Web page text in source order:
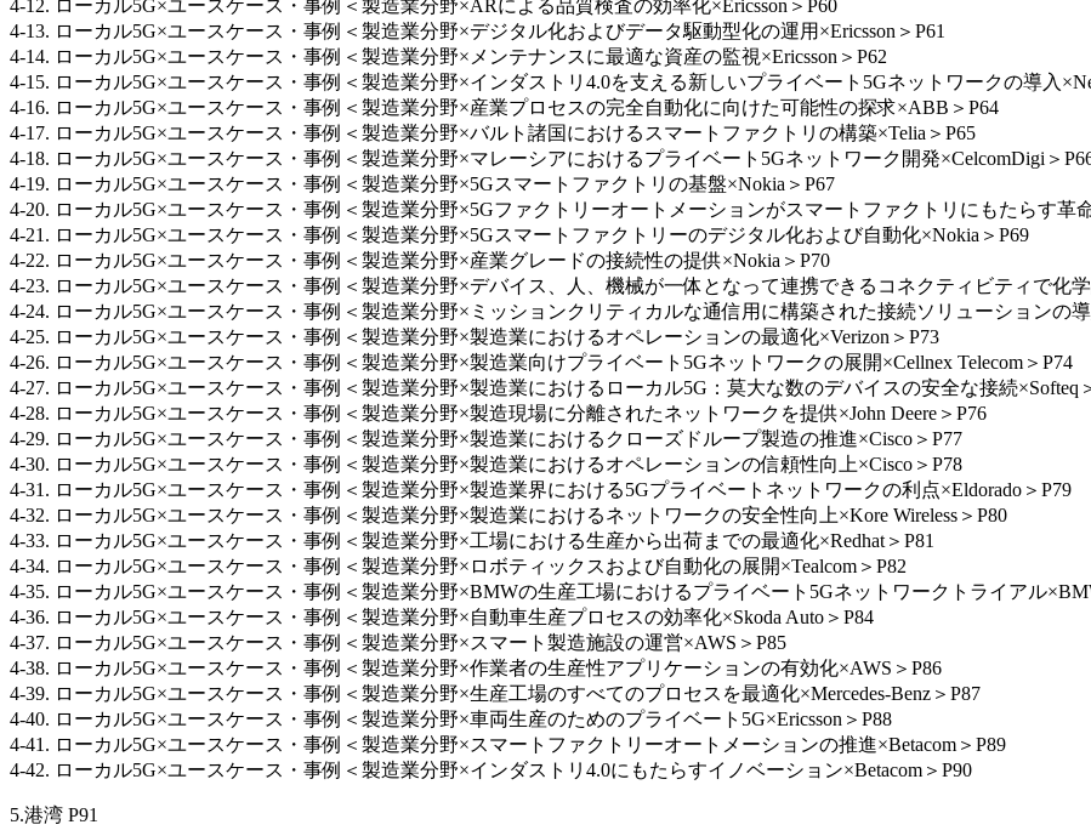
4-12. ローカル5G×ユースケース・事例＜製造業分野×ARによる品質検査の効率化×Ericsson＞P60
4-13. ローカル5G×ユースケース・事例＜製造業分野×デジタル化およびデータ駆動型化の運用×Ericsson＞P61
4-14. ローカル5G×ユースケース・事例＜製造業分野×メンテナンスに最適な資産の監視×Ericsson＞P62
4-15. ローカル5G×ユースケース・事例＜製造業分野×インダストリ4.0を支える新しいプライベート5Gネットワークの導入
4-16. ローカル5G×ユースケース・事例＜製造業分野×産業プロセスの完全自動化に向けた可能性の探求×ABB＞P64
4-17. ローカル5G×ユースケース・事例＜製造業分野×バルト諸国におけるスマートファクトリの構築×Telia＞P65
4-18. ローカル5G×ユースケース・事例＜製造業分野×マレーシアにおけるプライベート5Gネットワーク開発×CelcomDigi＞
4-19. ローカル5G×ユースケース・事例＜製造業分野×5Gスマートファクトリの基盤×Nokia＞P67
4-20. ローカル5G×ユースケース・事例＜製造業分野×5Gファクトリーオートメーションがスマートファクトリにもたらす革
4-21. ローカル5G×ユースケース・事例＜製造業分野×5Gスマートファクトリーのデジタル化および自動化×Nokia＞P69
4-22. ローカル5G×ユースケース・事例＜製造業分野×産業グレードの接続性の提供×Nokia＞P70
4-23. ローカル5G×ユースケース・事例＜製造業分野×デバイス、人、機械が一体となって連携できるコネクティビティで化
4-24. ローカル5G×ユースケース・事例＜製造業分野×ミッションクリティカルな通信用に構築された接続ソリューションの
4-25. ローカル5G×ユースケース・事例＜製造業分野×製造業におけるオペレーションの最適化×Verizon＞P73
4-26. ローカル5G×ユースケース・事例＜製造業分野×製造業向けプライベート5Gネットワークの展開×Cellnex Telecom＞P74
4-27. ローカル5G×ユースケース・事例＜製造業分野×製造業におけるローカル5G：莫大な数のデバイスの安全な接続×Softeq
4-28. ローカル5G×ユースケース・事例＜製造業分野×製造現場に分離されたネットワークを提供×John Deere＞P76
4-29. ローカル5G×ユースケース・事例＜製造業分野×製造業におけるクローズドループ製造の推進×Cisco＞P77
4-30. ローカル5G×ユースケース・事例＜製造業分野×製造業におけるオペレーションの信頼性向上×Cisco＞P78
4-31. ローカル5G×ユースケース・事例＜製造業分野×製造業界における5Gプライベートネットワークの利点×Eldorado＞P79
4-32. ローカル5G×ユースケース・事例＜製造業分野×製造業におけるネットワークの安全性向上×Kore Wireless＞P80
4-33. ローカル5G×ユースケース・事例＜製造業分野×工場における生産から出荷までの最適化×Redhat＞P81
4-34. ローカル5G×ユースケース・事例＜製造業分野×ロボティックスおよび自動化の展開×Tealcom＞P82
4-35. ローカル5G×ユースケース・事例＜製造業分野×BMWの生産工場におけるプライベート5Gネットワークトライアル
4-36. ローカル5G×ユースケース・事例＜製造業分野×自動車生産プロセスの効率化×Skoda Auto＞P84
4-37. ローカル5G×ユースケース・事例＜製造業分野×スマート製造施設の運営×AWS＞P85
4-38. ローカル5G×ユースケース・事例＜製造業分野×作業者の生産性アプリケーションの有効化×AWS＞P86
4-39. ローカル5G×ユースケース・事例＜製造業分野×生産工場のすべてのプロセスを最適化×Mercedes-Benz＞P87
4-40. ローカル5G×ユースケース・事例＜製造業分野×車両生産のためのプライベート5G×Ericsson＞P88
4-41. ローカル5G×ユースケース・事例＜製造業分野×スマートファクトリーオートメーションの推進×Betacom＞P89
4-42. ローカル5G×ユースケース・事例＜製造業分野×インダストリ4.0にもたらすイノベーション×Betacom＞P90
5.港湾 P91